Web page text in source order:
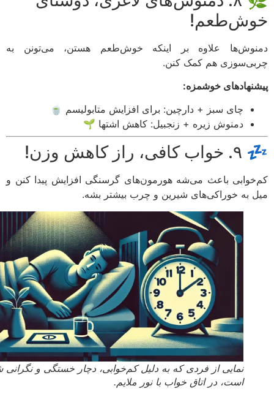
علاوه بر اینکه خوش‌طعم هستن، می‌تونن به
هم کمک کنن.
خوشمزه:
چای سبز + دارچین: برای افزایش متابولیسم 🍵
دمنوش زیره + زنجبیل: کاهش اشتها 🌱
کاهش وزن!
باعث می‌شه هورمون‌های گرسنگی افزایش پیدا کنن و
به خوراکی‌های شیرین و چرب بیشتر بشه.
نمایی از فردی که به دلیل کم‌خوابی، دچار خستگی و نگرانی شده
است، در اتاق خواب با نور ملایم.